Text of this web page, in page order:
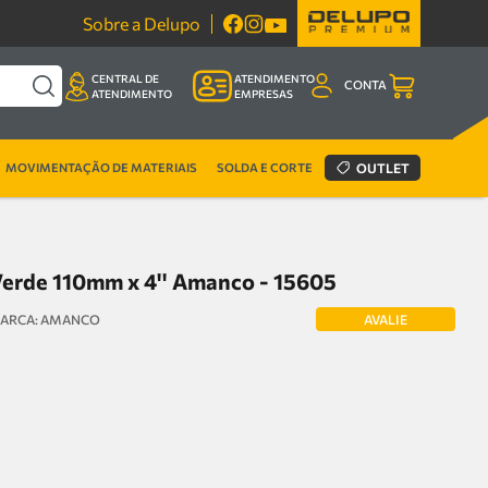
Sobre a Delupo
CENTRAL DE
ATENDIMENTO
ATENDIMENTO
EMPRESAS
CONTA
MOVIMENTAÇÃO DE MATERIAIS SOLDA E CORTE OUTLET
110mm x 4'' Amanco - 15605
AMANCO AVALIE